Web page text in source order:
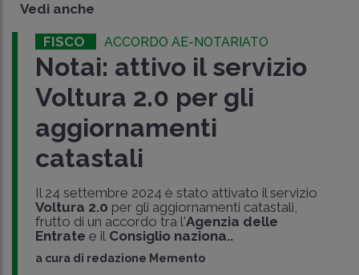
Vedi anche
FISCO ACCORDO AE-NOTARIATO
Notai: attivo il servizio
Voltura 2.0 per gli
aggiornamenti
catastali
Il 24 settembre 2024 è stato attivato il servizio
Voltura 2.0 per gli aggiornamenti catastali,
frutto di un accordo tra l'Agenzia delle
Entrate e ilConsiglio naziona..
a cura di redazione Memento